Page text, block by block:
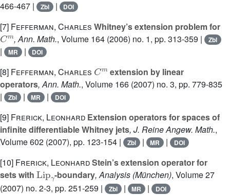
466-467 | Zbl | DOI
[7] Fefferman, Charles Whitney’s extension problem for
Cm
, Ann. Math., Volume 164 (2006) no. 1, pp. 313-359 | Zbl
| MR | DOI
[8] Fefferman, Charles
extension by linear
operators, Ann. Math., Volume 166 (2007) no. 3, pp. 779-835
|
Zbl | MR | DOI
[9] Frerick, Leonhard Extension operators for spaces of
infinite differentiable Whitney jets, J. Reine Angew. Math.,
Volume 602 (2007), pp. 123-154 | Zbl | MR | DOI
[10] Frerick, LeonhardStein’s extension operator for
sets with
Lip γ
-boundary, Analysis (München), Volume 27
(2007) no. 2-3, pp. 251-259 |
Zbl | MR | DOI